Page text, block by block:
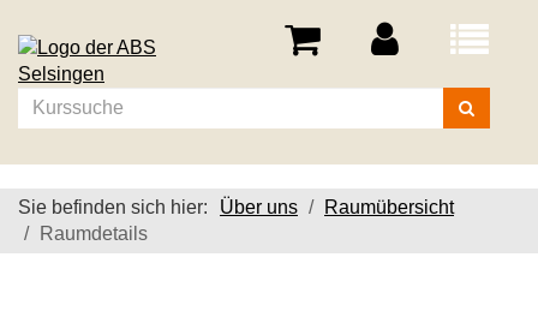
Menü
Kurse
suchen
Sie befinden sich hier: Über uns
Raumübersicht
Raumdetails